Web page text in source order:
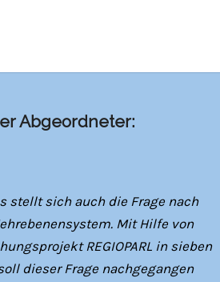
Abgeordneter:
stellt sich auch die Frage nach
Mit Hilfe von
REGIOPARL in sieben
dieser Frage nachgegangen